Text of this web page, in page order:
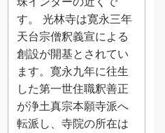
す。 光林寺は寛永三年
天台宗僧釈義宣による
創設が開基とされてい
ます。寛永九年に往生
した第一世住職釈善正
が浄土真宗本願寺派へ
転派し、寺院の所在は